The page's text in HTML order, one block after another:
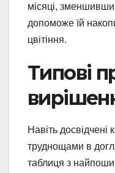
місяці,
допоможе їй
цвітіння.
Типові
Навіть досвідчені
труднощами в
таблиця з